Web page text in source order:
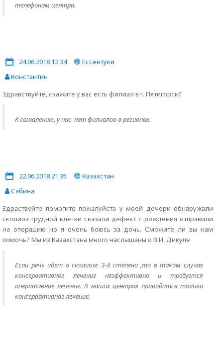
телефонам центра.
24.06.2018 12:34
Ессентуки
Константин
Здравствуйте, скажите у вас есть филиал в г. Пятигорск?
К сожалению, у нас нет филиалов в регионах.
22.06.2018 21:35
Казахстан
Сабина
Здраствуйте помогите пожалуйста у моей дочери обнаружали
сколиоз грудной клетки сказали дефект с рождения отправили
на операцию но я очень боюсь за дочь. Сможите ли вы нам
помочь? Мы из Казахстана много наслышаны о В.И. Дикуле
Если речь идет о сколиозе 3-4 степени ,то в таком случае
консервативное лечение неэффективно и требуется
оперативное лечение. В наших центрах проводится только
консервативное лечение.